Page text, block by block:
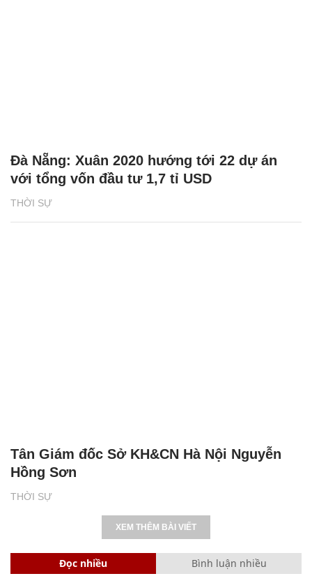
THỜI SỰ
Đà Nẵng: Xuân 2020 hướng tới 22 dự án
với tổng vốn đầu tư 1,7 tỉ USD
THỜI SỰ
Tân Giám đốc Sở KH&CN Hà Nội Nguyễn
Hồng Sơn
XEM THÊM BÀI VIẾT
Đọc nhiều Bình luận nhiều